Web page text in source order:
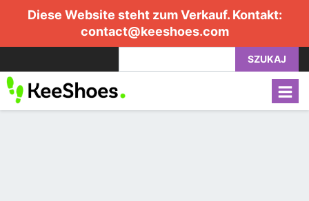
Diese Website steht zum Verkauf. Kontakt:
contact@keeshoes.com
SZUKAJ